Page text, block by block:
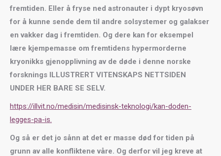
fremtiden. Eller å fryse ned astronauter i dypt kryosøvn
for å kunne sende dem til andre solsystemer og galakser
en vakker dag i fremtiden. Og dere kan for eksempel
lære kjempemasse om fremtidens hypermorderne
kryonikks gjenopplivning av de døde i denne norske
forsknings ILLUSTRERT VITENSKAPS NETTSIDEN
UNDER HER BARE SE SELV.
https://illvit.no/medisin/medisinsk-teknologi/kan-doden-
legges-pa-is.
Og så er det jo sånn at det er masse død for tiden på
grunn av alle konfliktene våre. Og derfor vil jeg kreve at